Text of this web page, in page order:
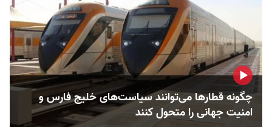
چگونه قطارها می‌توانند سیاست‌های خلیج فارس و
امنیت جهانی را متحول کنند